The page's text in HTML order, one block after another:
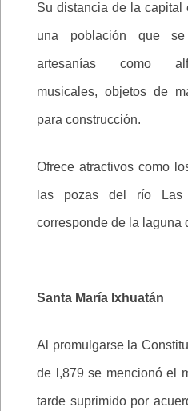
Su distancia de la capital
una población que
artesanías como
musicales, objetos de
para construcción.
Ofrece atractivos como
las pozas del río
corresponde de la laguna
Santa María Ixhuatán
Al promulgarse la
de l,879 se mencionó el
tarde suprimido por